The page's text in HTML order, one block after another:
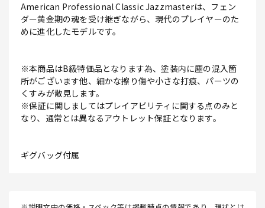
American Professional Classic Jazzmasterは、フェン
ダー黄金期の魂を受け継ぎながら、現代のプレイヤーのた
めに進化したモデルです。
※本商品はB級特価品となります為、塗装内に塵の混入箇
所がございます他、細かな擦り傷や小さな打痕、パーツの
くすみが散見します。
※保証に関しましてはプレイアビリティに関する点のみと
なり、通常とは異なるアウトレット保証となります。
ギグバッグ付属